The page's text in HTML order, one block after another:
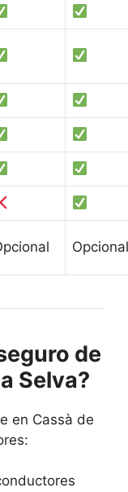
Opcional
de
Selva?
en Cassà de